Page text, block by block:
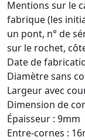
Mentions sur le
fabrique (les
un pont, n° de
sur le rochet,
Date de
Diamètre sans
Largeur avec
Dimension de
Épaisseur : 9mm
Entre-cornes :